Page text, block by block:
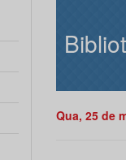
Qua, 25 de